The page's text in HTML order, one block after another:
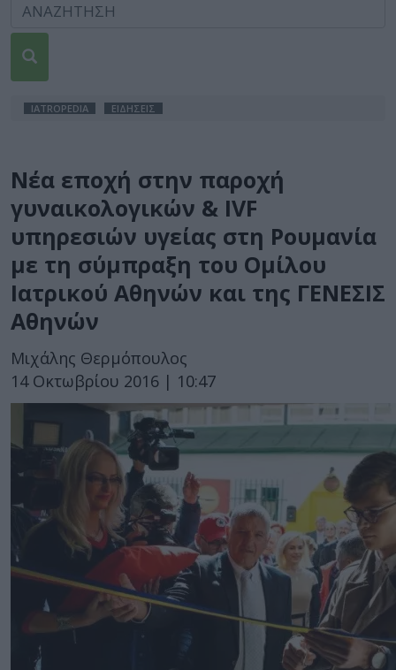
IATROPEDIA ΕΙΔΗΣΕΙΣ
Νέα εποχή στην παροχή
γυναικολογικών & IVF
υπηρεσιών υγείας στη Ρουμανία
με τη σύμπραξη του Ομίλου
Ιατρικού Αθηνών και της ΓΕΝΕΣΙΣ
Αθηνών
Μιχάλης Θερμόπουλος
14 Οκτωβρίου 2016 | 10:47